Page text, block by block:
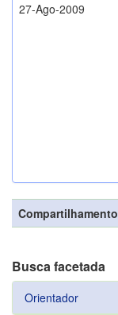
27-Ago-2009
Compartilhamento
Busca facetada
Orientador